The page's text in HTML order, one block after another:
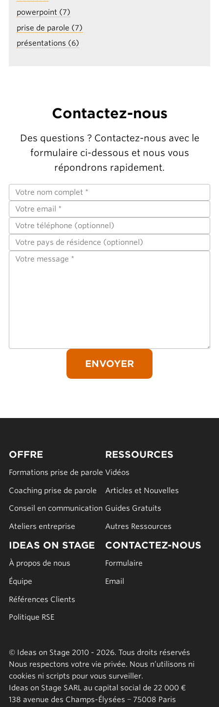
powerpoint (7)
prise de parole (7)
présentations (6)
Contactez-nous
Des questions ? Contactez-nous avec le
formulaire ci-dessous et nous vous
répondrons rapidement.
OFFRE
Formations prise de parole
Coaching prise de parole
Conseil en communication
Ateliers entreprise
RESSOURCES
Vidéos
Articles et Nouvelles
Guides Gratuits
Autres Ressources
IDEAS ON STAGE
À propos de nous
Équipe
Références Clients
Politique RSE
CONTACTEZ-NOUS
Formulaire
Email
© Ideas on Stage 2010 - 2026. Tous droits réservés
Nous respectons votre vie privée. Nous n’utilisons ni
cookies ni scripts pour vous surveiller.
Ideas on Stage SARL au capital social de 22 000 €
138 avenue des Champs-Élysées − 75008 Paris